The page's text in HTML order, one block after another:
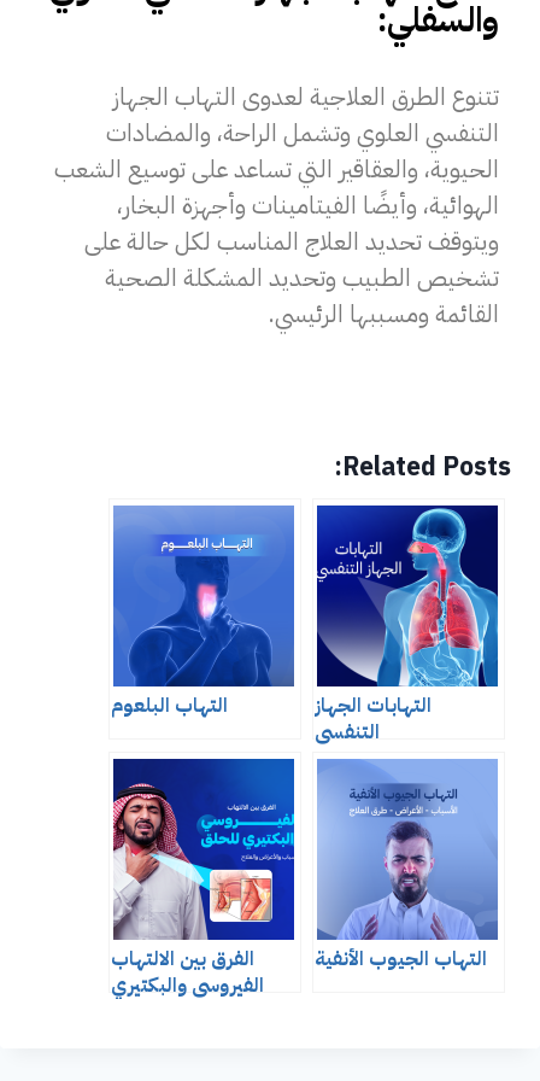
والسفلي:
تتنوع الطرق العلاجية لعدوى التهاب الجهاز
التنفسي العلوي وتشمل الراحة، والمضادات
الحيوية، والعقاقير التي تساعد على توسيع الشعب
الهوائية، وأيضًا الفيتامينات وأجهزة البخار،
ويتوقف تحديد العلاج المناسب لكل حالة على
تشخيص الطبيب وتحديد المشكلة الصحية
القائمة ومسببها الرئيسي.
Related Posts:
التهابات الجهاز
التنفسي
التهاب البلعوم
التهاب الجيوب الأنفية
الفرق بين الالتهاب
الفيروسي والبكتيري